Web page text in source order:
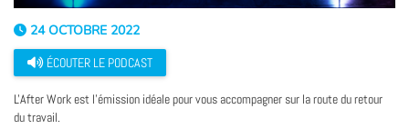
24 OCTOBRE 2022
ÉCOUTER LE PODCAST
L'After Work est l'émission idéale pour vous accompagner sur la route du retour
du travail.